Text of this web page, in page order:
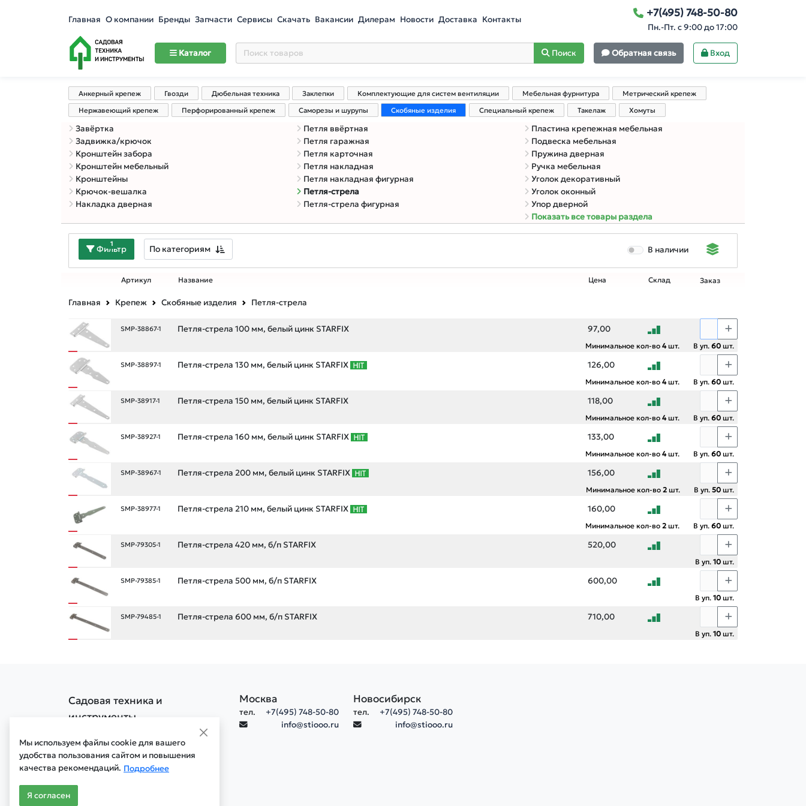
Главная О компании Бренды Запчасти Сервисы Скачать Вакансии Дилерам Новости Доставка Контакты +7(495) 748-50-80
Пн.-Пт. с 9:00 до 17:00
Каталог Поиск Обратная связь Вход
Анкерный крепеж Гвозди Дюбельная техника Заклепки Комплектующие для систем вентиляции Мебельная фурнитура
Метрический крепеж
Нержавеющий крепеж
Перфорированный крепеж Саморезы и шурупы Скобяные изделия Специальный крепеж Такелаж Хомуты
Завёртка
Задвижка/крючок
Кронштейн забора
Кронштейн мебельный
Кронштейны
Крючок-вешалка
Накладка дверная
Петля ввёртная
Петля гаражная
Петля карточная
Петля накладная
Петля накладная фигурная
Петля-стрела
Петля-стрела фигурная
Пластина крепежная мебельная
Подвеска мебельная
Пружина дверная
Ручка мебельная
Уголок декоративный
Уголок оконный
Упор дверной
Показать все товары раздела
Фильтр
1 По категориям В наличии
Артикул Название Цена Склад Заказ
Главная Крепеж Скобяные изделия Петля-стрела
SMP-38867-1 Петля-стрела 100 мм, белый цинк STARFIX 97,00
Минимальное кол-во 4шт. В уп. 60 шт.
SMP-38897-1 Петля-стрела 130 мм, белый цинк STARFIX 126,00
Минимальное кол-во 4шт. В уп. 60 шт.
SMP-38917-1 Петля-стрела 150 мм, белый цинк STARFIX 118,00
Минимальное кол-во 4шт. В уп. 60 шт.
SMP-38927-1 Петля-стрела 160 мм, белый цинк STARFIX 133,00
Минимальное кол-во 4шт. В уп. 60 шт.
SMP-38967-1 Петля-стрела 200 мм, белый цинк STARFIX 156,00
Минимальное кол-во 2 шт. В уп. 50 шт.
SMP-38977-1 Петля-стрела 210 мм, белый цинк STARFIX 160,00
Минимальное кол-во 2 шт. В уп. 60 шт.
SMP-79305-1 Петля-стрела 420 мм, б/п STARFIX 520,00
В уп. 10 шт.
SMP-79385-1 Петля-стрела 500 мм, б/п STARFIX 600,00
В уп. 10 шт.
SMP-79485-1 Петля-стрела 600 мм, б/п STARFIX 710,00
В уп. 10 шт.
Мы используем файлы cookie для вашего
удобства пользования сайтом и повышения
качества рекомендаций. Подробнее
Я согласен
Садовая техника и
инструменты
Политика обработки cookie
Мобильная версия сайта
Старая версия сайта
© 1996 - 2026
Москва
тел.
+7(495) 748-50-80
info@stiooo.ru
Новосибирск
тел.
+7(495) 748-50-80
info@stiooo.ru